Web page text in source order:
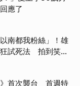
應了
南都我粉絲」！雄
試死法 拍到笑罵
首次襲台 首週特